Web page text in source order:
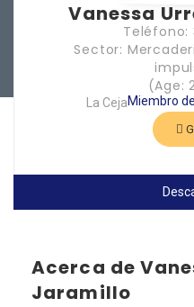
Vanessa
Teléfono:
Sector:
(Age:
La CejaMiembro
Acerca de
Jaramillo